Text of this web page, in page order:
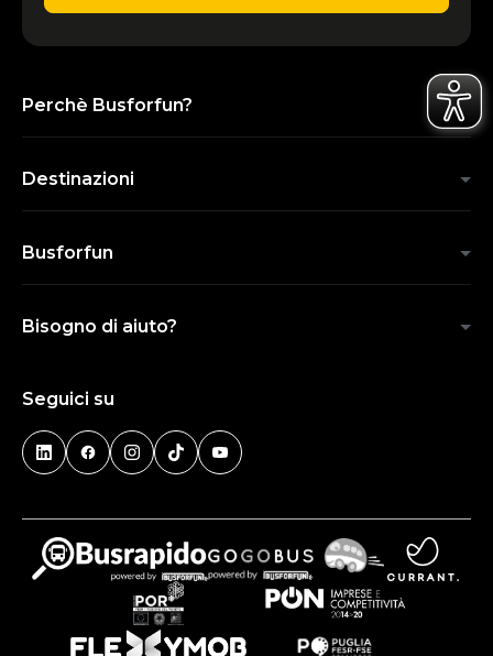
Perchè Busforfun?
Destinazioni
Busforfun
Bisogno di aiuto?
Seguici su